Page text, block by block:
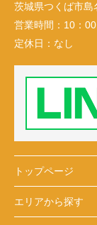
茨城県つくば市
営業時間： 10：
定休日： なし
トップページ
エリアから探す